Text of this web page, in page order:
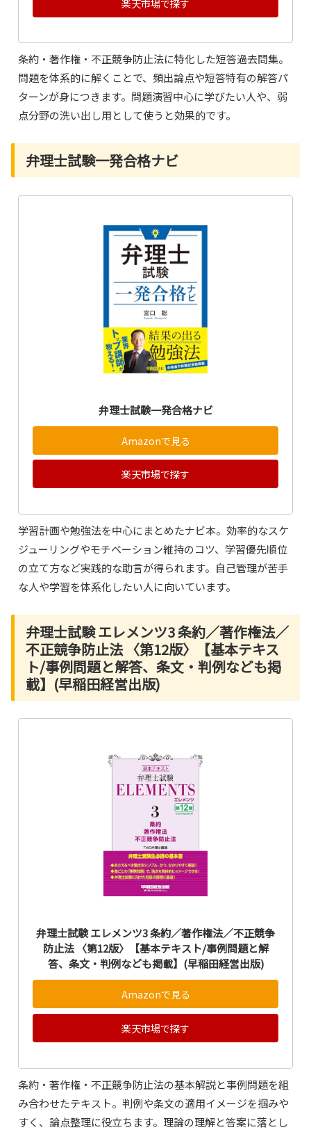
条約・著作権・不正競争防止法に特化した短答過去問集。
問題を体系的に解くことで、頻出論点や短答特有の解答パ
ターンが身につきます。問題演習中心に学びたい人や、弱
点分野の洗い出し用として使うと効果的です。
弁理士試験一発合格ナビ
弁理士試験一発合格ナビ
Amazonで見る
楽天市場で探す
学習計画や勉強法を中心にまとめたナビ本。効率的なスケ
ジューリングやモチベーション維持のコツ、学習優先順位
の立て方など実践的な助言が得られます。自己管理が苦手
な人や学習を体系化したい人に向いています。
弁理士試験 エレメンツ3 条約／著作権法／
不正競争防止法 〈第12版〉【基本テキス
ト/事例問題と解答、条文・判例なども掲
載】(早稲田経営出版)
弁理士試験 エレメンツ3 条約／著作権法／不正競争
防止法 〈第12版〉【基本テキスト/事例問題と解
答、条文・判例なども掲載】(早稲田経営出版)
Amazonで見る
楽天市場で探す
条約・著作権・不正競争防止法の基本解説と事例問題を組
み合わせたテキスト。判例や条文の適用イメージを掴みや
すく、論点整理に役立ちます。理論の理解と答案に落とし